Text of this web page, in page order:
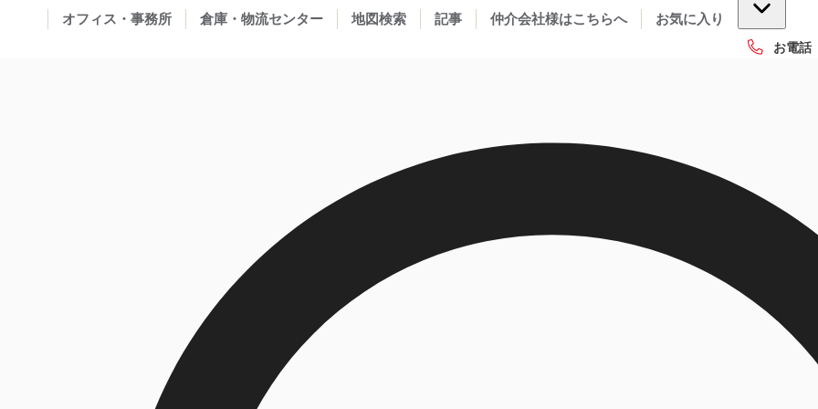
オフィス・事務所 倉庫・物流センター 地図検索 記事 仲介会社様はこちらへ お気に入り
お電話